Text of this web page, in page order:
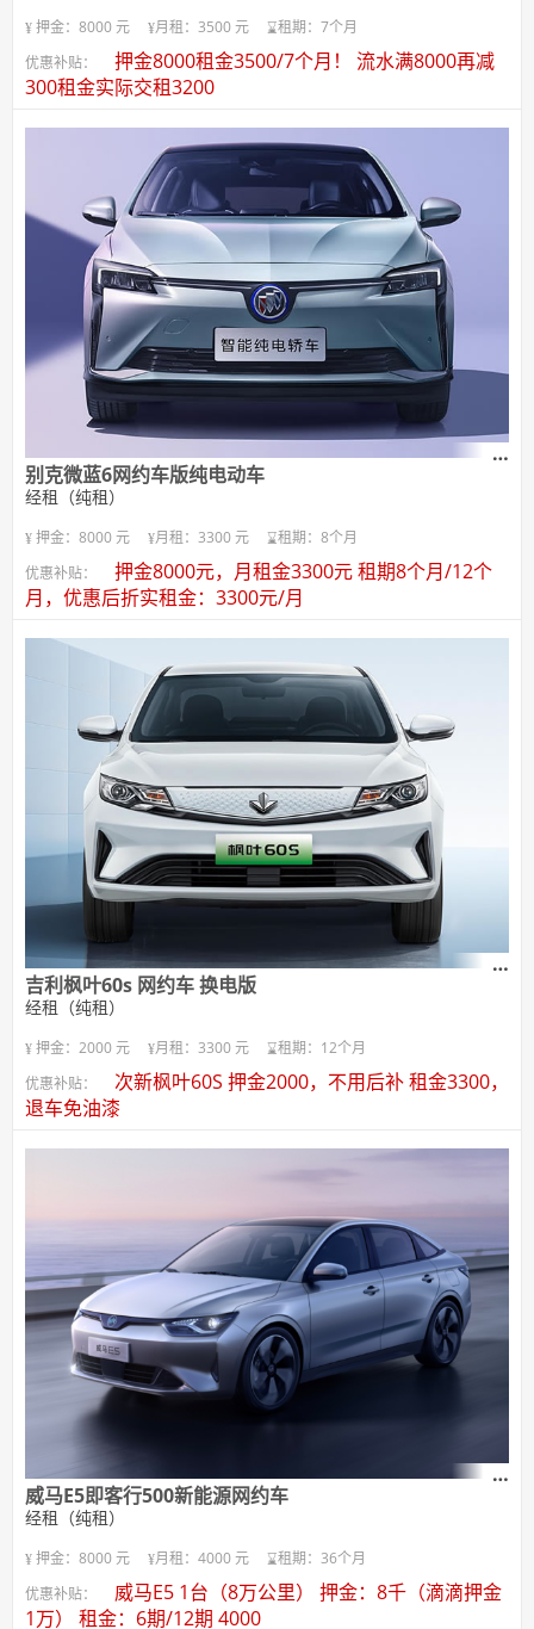
押金：8000 元 月租：3500 元
租期：7个月
优惠补贴：
押金8000租金3500/7个月！ 流水满8000再减
300租金实际交租3200
别克微蓝6网约车版纯电动车
经租（纯租）
押金：8000 元 月租：3300 元
租期：8个月
优惠补贴：
押金8000元，月租金3300元 租期8个月/12个
月，优惠后折实租金：3300元/月
吉利枫叶60s 网约车 换电版
经租（纯租）
押金：2000 元 月租：3300 元
租期：12个月
优惠补贴：
次新枫叶60S 押金2000，不用后补 租金3300，
退车免油漆
威马E5即客行500新能源网约车
经租（纯租）
押金：8000 元 月租：4000 元
租期：36个月
优惠补贴：
威马E5 1台（8万公里） 押金：8千（滴滴押金
1万） 租金：6期/12期 4000